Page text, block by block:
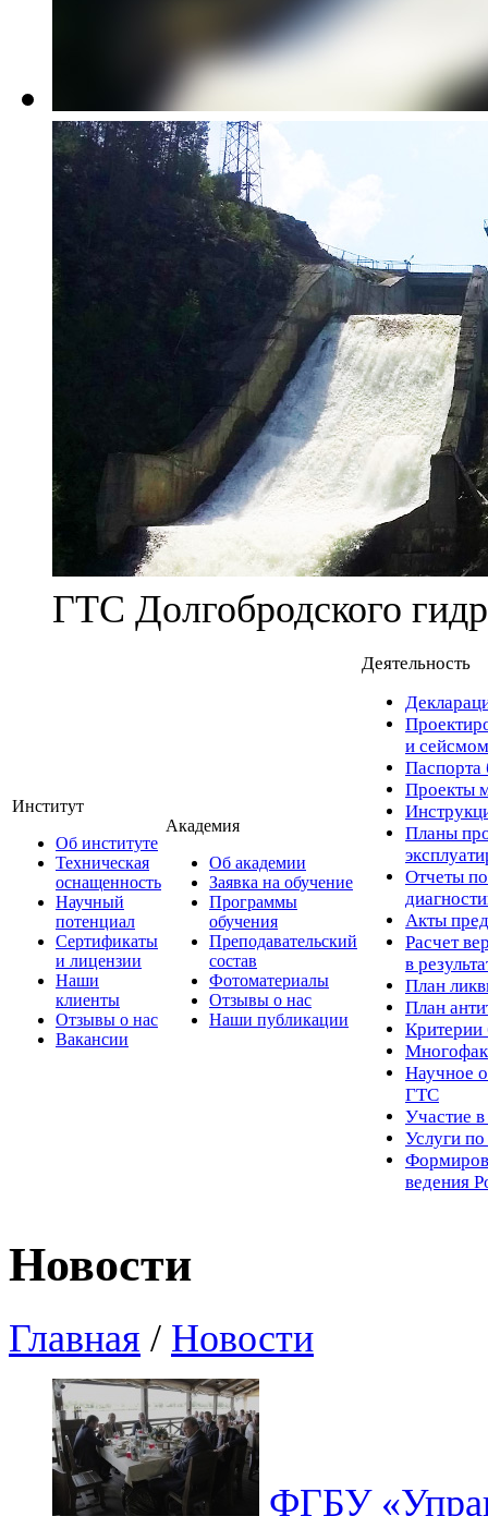
ГТС Долгобродского
Институт
Об институте
Техническая
оснащенность
Научный
потенциал
Сертификаты
и лицензии
Наши
клиенты
Отзывы о нас
Вакансии
Академия
Об академии
Заявка на обучение
Программы
обучения
Преподавательский
состав
Фотоматериалы
Отзывы о нас
Наши публикации
Деятельность
и
Паспорта
Проекты
Планы
Отчеты по
Акты
Расчет
в
План
План
Критерии
Научное
ГТС
Участие
Услуги
ведения
Новости
Главная / Новости
ФГБУ